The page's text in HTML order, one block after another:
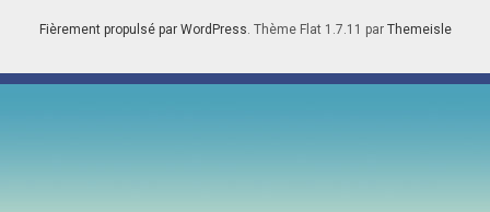
Fièrement propulsé par WordPress. Thème Flat 1.7.11 par Themeisle